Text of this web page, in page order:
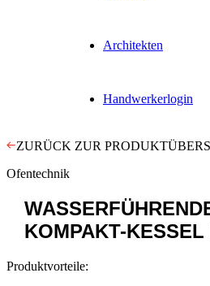
Architekten
Handwerkerlogin
ZURÜCK ZUR
Ofentechnik
KOMPAKT-
Produktvorteile: